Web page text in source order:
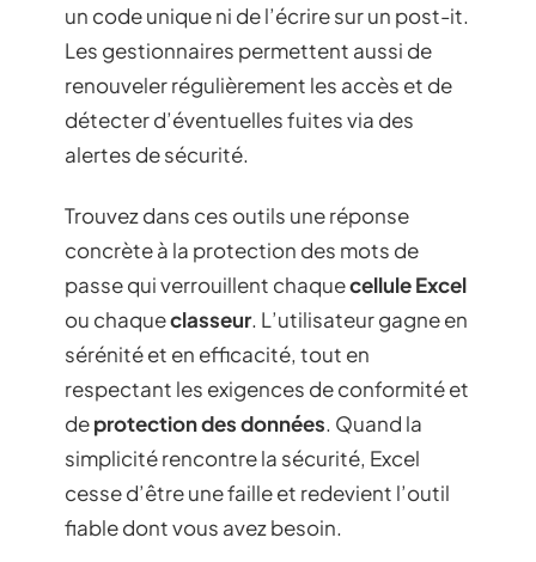
un code unique ni de l’écrire sur un post-it.
Les gestionnaires permettent aussi de
renouveler régulièrement les accès et de
détecter d’éventuelles fuites via des
alertes de sécurité.
Trouvez dans ces outils une réponse
concrète à la protection des mots de
passe qui verrouillent chaquecellule Excel
ou chaqueclasseur. L’utilisateur gagne en
sérénité et en efficacité, tout en
respectant les exigences de conformité et
deprotection des données. Quand la
simplicité rencontre la sécurité, Excel
cesse d’être une faille et redevient l’outil
fiable dont vous avez besoin.